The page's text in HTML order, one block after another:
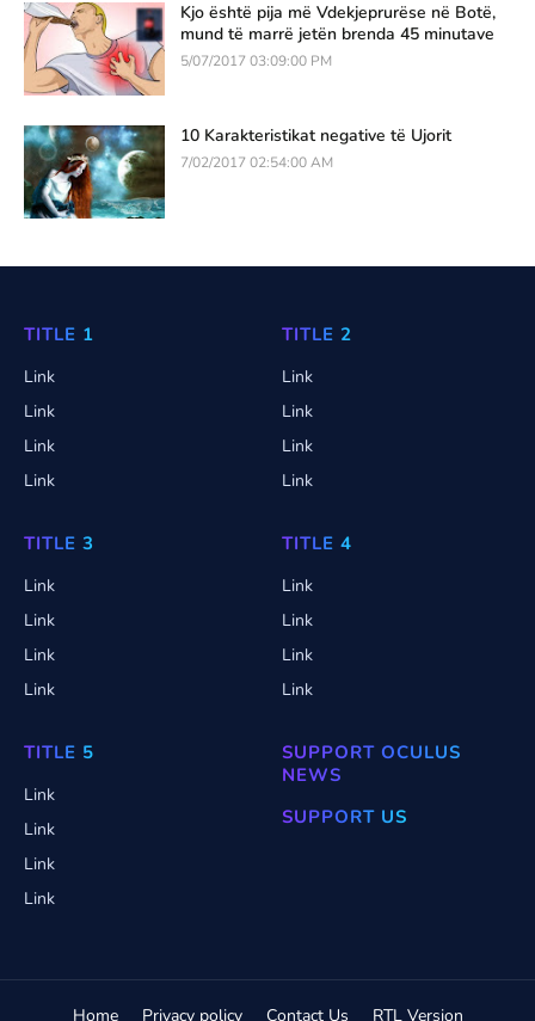
Kjo është pija më Vdekjeprurëse në Botë,
mund të marrë jetën brenda 45 minutave
5/07/2017 03:09:00 PM
10 Karakteristikat negative të Ujorit
7/02/2017 02:54:00 AM
TITLE 1
Link
Link
Link
Link
TITLE 2
Link
Link
Link
Link
TITLE 3
Link
Link
Link
Link
TITLE 4
Link
Link
Link
Link
TITLE 5
Link
Link
Link
Link
SUPPORT OCULUS
NEWS
SUPPORT US
Home Privacy policy Contact Us RTL Version